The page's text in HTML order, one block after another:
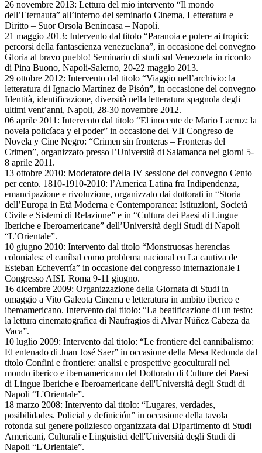
26 novembre 2013: Lettura del mio intervento “Il mondo
dell’Eternauta” all’interno del seminario Cinema, Letteratura e
Diritto – Suor Orsola Benincasa – Napoli.
21 maggio 2013: Intervento dal titolo “Paranoia e potere ai tropici:
percorsi della fantascienza venezuelana”, in occasione del convegno
Gloria al bravo pueblo! Seminario di studi sul Venezuela in ricordo
di Pina Buono, Napoli-Salerno, 20-22 maggio 2013.
29 ottobre 2012: Intervento dal titolo “Viaggio nell’archivio: la
letteratura di Ignacio Martínez de Pisón”, in occasione del convegno
Identità, identificazione, diversità nella letteratura spagnola degli
ultimi vent’anni, Napoli, 28-30 novembre 2012.
06 aprile 2011: Intervento dal titolo “El inocente de Mario Lacruz: la
novela policíaca y el poder” in occasione del VII Congreso de
Novela y Cine Negro: “Crimen sin fronteras – Fronteras del
Crimen”, organizzato presso l’Università di Salamanca nei giorni 5-
8 aprile 2011.
13 ottobre 2010: Moderatore della IV sessione del convegno Cento
per cento. 1810-1910-2010: l’America Latina fra Indipendenza,
emancipazione e rivoluzione, organizzato dai dottorati in “Storia
dell’Europa in Età Moderna e Contemporanea: Istituzioni, Società
Civile e Sistemi di Relazione” e in “Cultura dei Paesi di Lingue
Iberiche e Iberoamericane” dell’Università degli Studi di Napoli
“L’Orientale”.
10 giugno 2010: Intervento dal titolo “Monstruosas herencias
coloniales: el caníbal como problema nacional en La cautiva de
Esteban Echeverría” in occasione del congresso internazionale I
Congresso AISI. Roma 9-11 giugno.
16 dicembre 2009: Organizzazione della Giornata di Studi in
omaggio a Vito Galeota Cinema e letteratura in ambito iberico e
iberoamericano. Intervento dal titolo: “La beatificazione di un testo:
la lettura cinematografica di Naufragios di Alvar Núñez Cabeza da
Vaca”.
10 luglio 2009: Intervento dal titolo: “Le frontiere del cannibalismo:
El entenado di Juan José Saer” in occasione della Mesa Redonda dal
titolo Confini e frontiere: analisi e prospettive geoculturali nel
mondo iberico e iberoamericano del Dottorato di Culture dei Paesi
di Lingue Iberiche e Iberoamericane dell'Università degli Studi di
Napoli “L'Orientale”.
18 marzo 2008: Intervento dal titolo: “Lugares, verdades,
posibilidades. Policial y definición” in occasione della tavola
rotonda sul genere poliziesco organizzata dal Dipartimento di Studi
Americani, Culturali e Linguistici dell'Università degli Studi di
Napoli “L'Orientale”.